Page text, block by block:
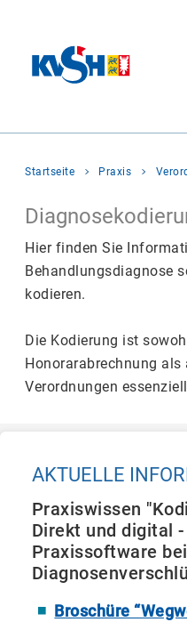
Sie
sich
hier:
Startseite Praxis
Hier finden Sie
Behandlungsdiagnose
kodieren.
Die Kodierung ist
Honorarabrechnung
Verordnungen
AKTUELLE
Praxiswissen
Direkt und digital
Praxissoftware
Broschüre